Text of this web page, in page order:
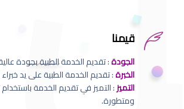
قيمنا
الجودة: تقديم الخدمة الطبية بجودة
الخبرة: تقديم الخدمة الطبية على يد
التميز: التميز في تقديم الخدمة
ومتطورة.